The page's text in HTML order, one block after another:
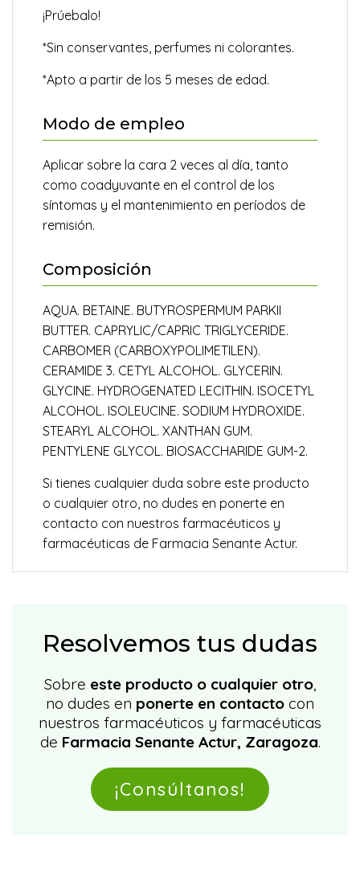
¡Prúebalo!
*Sin conservantes, perfumes ni colorantes.
*Apto a partir de los 5 meses de edad.
Modo de empleo
Aplicar sobre la cara 2 veces al día, tanto
como coadyuvante en el control de los
síntomas y el mantenimiento en períodos de
remisión.
Composición
AQUA. BETAINE. BUTYROSPERMUM PARKII
BUTTER. CAPRYLIC/CAPRIC TRIGLYCERIDE.
CARBOMER (CARBOXYPOLIMETILEN).
CERAMIDE 3. CETYL ALCOHOL. GLYCERIN.
GLYCINE. HYDROGENATED LECITHIN. ISOCETYL
ALCOHOL. ISOLEUCINE. SODIUM HYDROXIDE.
STEARYL ALCOHOL. XANTHAN GUM.
PENTYLENE GLYCOL. BIOSACCHARIDE GUM-2.
Si tienes cualquier duda sobre este producto
o cualquier otro, no dudes en ponerte en
contacto con nuestros farmacéuticos y
farmacéuticas de Farmacia Senante Actur.
Resolvemos tus dudas
Sobre este producto o cualquier otro,
no dudes en ponerte en contacto con
nuestros farmacéuticos y farmacéuticas
de Farmacia Senante Actur, Zaragoza.
¡Consúltanos!